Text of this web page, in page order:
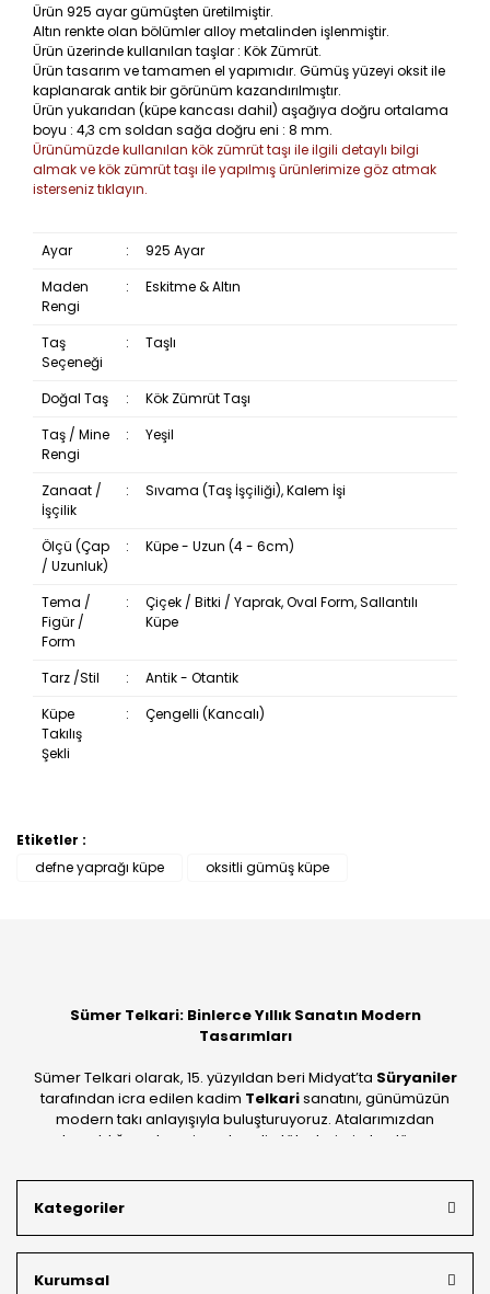
Ürün 925 ayar gümüşten üretilmiştir.
Altın renkte olan bölümler alloy metalinden işlenmiştir.
Ürün üzerinde kullanılan taşlar : Kök Zümrüt.
Ürün tasarım ve tamamen el yapımıdır. Gümüş yüzeyi oksit ile
kaplanarak antik bir görünüm kazandırılmıştır.
Ürün yukarıdan (küpe kancası dahil) aşağıya doğru ortalama
boyu : 4,3 cm soldan sağa doğru eni : 8 mm.
Ürünümüzde kullanılan kök zümrüt taşı ile ilgili detaylı bilgi
almak ve kök zümrüt taşı ile yapılmış ürünlerimize göz atmak
isterseniz tıklayın.
Ayar :
925 Ayar
Maden
Rengi
: Eskitme & Altın
Taş
Seçeneği
: Taşlı
Doğal Taş :
Kök Zümrüt Taşı
Taş / Mine
Rengi
: Yeşil
Zanaat /
İşçilik
: Sıvama (Taş İşçiliği), Kalem İşi
Ölçü (Çap
/ Uzunluk)
: Küpe - Uzun (4 - 6cm)
Tema /
Figür /
Form
:
Çiçek / Bitki / Yaprak, Oval Form, Sallantılı
Küpe
Tarz /Stil :
Antik - Otantik
Küpe
Takılış
Şekli
: Çengelli (Kancalı)
Bu ürüne ilk yorumu siz yapın!
Etiketler :
defne yaprağı küpe
oksitli gümüş küpe
Sümer Telkari: Binlerce Yıllık Sanatın Modern
Tasarımları
Sümer Telkari olarak, 15. yüzyıldan beri Midyat’ta Süryaniler
tarafından icra edilen kadim Telkarisanatını, günümüzün
modern takı anlayışıyla buluşturuyoruz. Atalarımızdan
devraldığımız bu mirası; kendi atölyelerimizde, dünya
Mardin’in tarihi dokusunu yansıtan geleneksel işlemeleri, her
bütçeye uygun
müşterilerimizin özel siparişlerini benzersiz bir titizlikle
Kategoriler
Kurumsal